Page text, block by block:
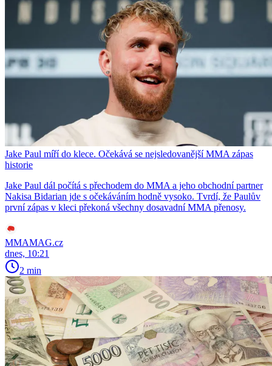
Jake Paul míří do klece. Očekává se nejsledovanější MMA zápas
historie
Jake Paul dál počítá s přechodem do MMA a jeho obchodní partner
Nakisa Bidarian jde s očekáváním hodně vysoko. Tvrdí, že Paulův
první zápas v kleci překoná všechny dosavadní MMA přenosy.
MMAMAG.cz
dnes, 10:21
2 min